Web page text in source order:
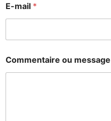
lE-mail *
Commentaire ou message